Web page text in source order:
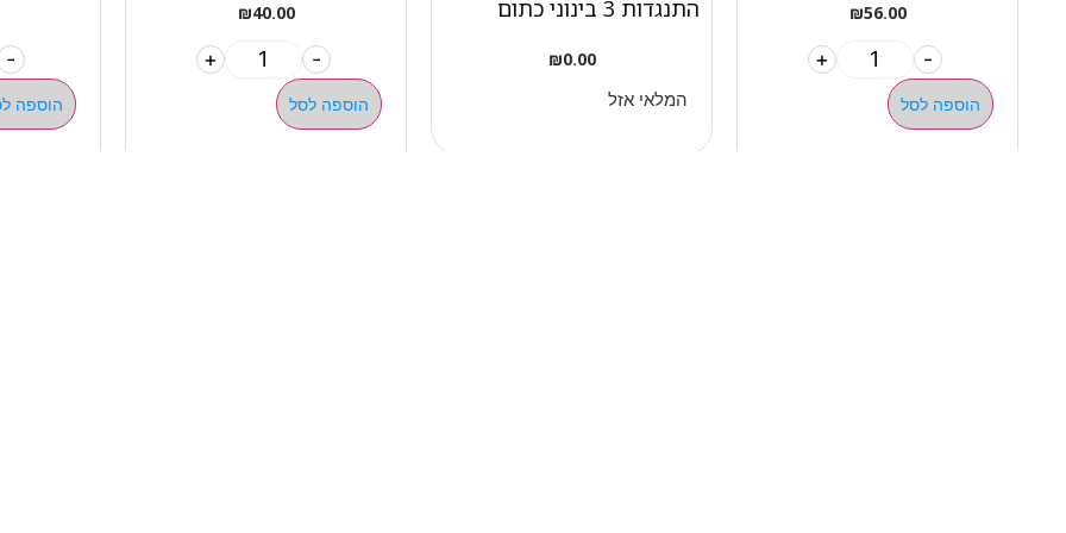
₪56.00
-
+
הוספה לסל
התנגדות 3 בינוני כתום
₪0.00
המלאי אזל
₪40.00
-
+
הוספה לסל
-
הוספה